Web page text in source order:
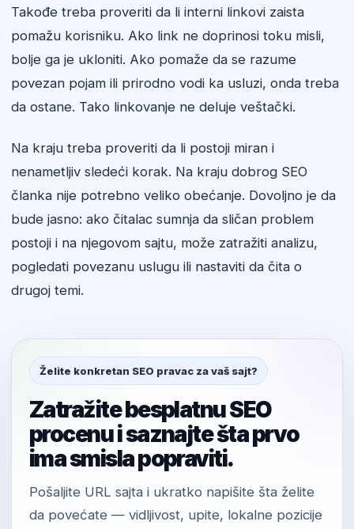
Takođe treba proveriti da li interni linkovi zaista
pomažu korisniku. Ako link ne doprinosi toku misli,
bolje ga je ukloniti. Ako pomaže da se razume
povezan pojam ili prirodno vodi ka usluzi, onda treba
da ostane. Tako linkovanje ne deluje veštački.
Na kraju treba proveriti da li postoji miran i
nenametljiv sledeći korak. Na kraju dobrog SEO
članka nije potrebno veliko obećanje. Dovoljno je da
bude jasno: ako čitalac sumnja da sličan problem
postoji i na njegovom sajtu, može zatražiti analizu,
pogledati povezanu uslugu ili nastaviti da čita o
drugoj temi.
Želite konkretan SEO pravac za vaš sajt?
Zatražite besplatnu SEO
procenu i saznajte šta prvo
ima smisla popraviti.
Pošaljite URL sajta i ukratko napišite šta želite
da povećate — vidljivost, upite, lokalne pozicije